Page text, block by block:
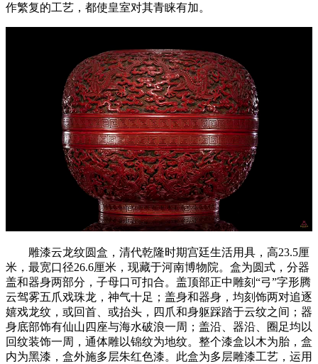
作繁复的工艺，都使皇室对其青睐有加。
雕漆云龙纹圆盒，清代乾隆时期宫廷生活用具，高23.5厘
米，最宽口径26.6厘米，现藏于河南博物院。盒为圆式，分器
盖和器身两部分，子母口可扣合。盖顶部正中雕刻“弓”字形腾
云驾雾五爪戏珠龙，神气十足；盖身和器身，均刻饰两对追逐
嬉戏龙纹，或回首、或抬头，四爪和身躯踩踏于云纹之间；器
身底部饰有仙山四座与海水破浪一周；盖沿、器沿、圈足均以
回纹装饰一周，通体雕以锦纹为地纹。整个漆盒以木为胎，盒
内为黑漆，盒外施多层朱红色漆。此盒为多层雕漆工艺，运用